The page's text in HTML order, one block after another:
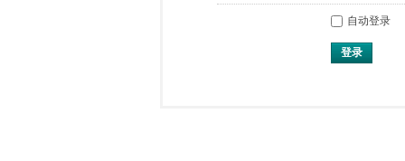
自动登录
登录